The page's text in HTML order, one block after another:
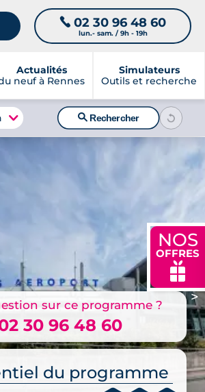
📞 02 30 96 48 60
lun.- sam. / 9h - 19h
Actualités
neuf à Rennes
Simulateurs
Outils et recherche
NOS
OFFRES
🎁
🔍Rechercher
>
sur ce programme ?
30 96 48 60
du programme